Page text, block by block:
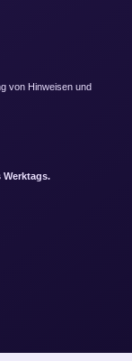
von Hinweisen und